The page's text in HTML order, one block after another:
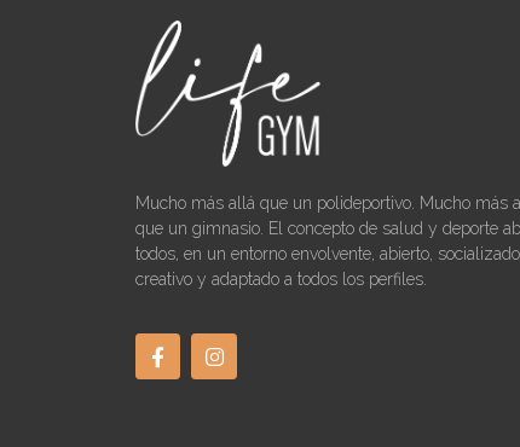
Mucho más allá que un polideportivo. Mucho más
que un gimnasio. El concepto de salud y deporte
todos, en un entorno envolvente, abierto,
creativo y adaptado a todos los perfiles.